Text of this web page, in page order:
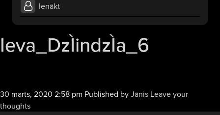
Ienākt
Ieva_DzÌindzÌa_6
30 marts, 2020 2:58 pm Published byJānis Leave your
thoughtsAudio